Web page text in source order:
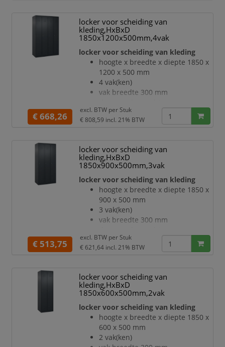
verdraaibare, dubbele
schuifhaken
Elk vak onder de hoedenplank is
opgedeeld door een
scheidingswand
openslaande deur met
etikettenlijst en ventilatiesleuven
inliggende deuren met
binnenliggende penscharnieren
Elke deur is standaard u
locker voor scheiding van
kleding,HxBxD
1850x1200x500mm,4vak
locker voor scheiding van kleding
hoogte x breedte x diepte 1850 x
1200 x 500 mm
4 vak(ken)
vak breedte 300 mm
deuropeningshoek 110 °
per vak een vastgelaste
verdraaibare, dubbele
schuifhaken
Elk vak onder de hoedenplank is
opgedeeld door een
scheidingswand
openslaande deur met
etikettenlijst en ventilatiesleuven
inliggende deuren met
binnenliggende penscharnieren
Elke deur is standaard
€ 668,26
excl. BTW per Stuk
€ 808,59 incl. 21% BTW
locker voor scheiding van
kleding,HxBxD
1850x900x500mm,3vak
locker voor scheiding van kleding
hoogte x breedte x diepte 1850 x
900 x 500 mm
3 vak(ken)
vak breedte 300 mm
deuropeningshoek 110 °
per vak een vastgelaste
verdraaibare, dubbele
schuifhaken
Elk vak onder de hoedenplank is
opgedeeld door een
scheidingswand
openslaande deur met
etikettenlijst en ventilatiesleuven
€ 513,75
excl. BTW per Stuk
€ 621,64 incl. 21% BTW
locker voor scheiding van
kleding,HxBxD
1850x600x500mm,2vak
locker voor scheiding van kleding
hoogte x breedte x diepte 1850 x
600 x 500 mm
2 vak(ken)